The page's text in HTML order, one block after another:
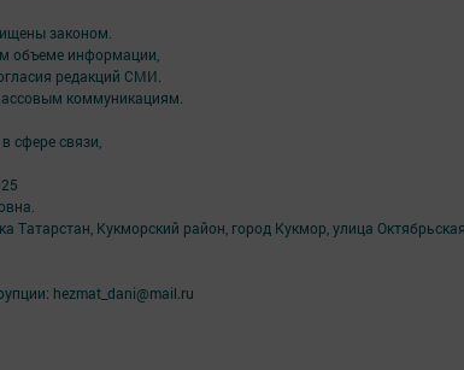
законом.
объеме информации,
редакций СМИ.
коммуникациям.
сфере связи,
Татарстан, Кукморский район, город Кукмор, улица
hezmat_dani@mail.ru